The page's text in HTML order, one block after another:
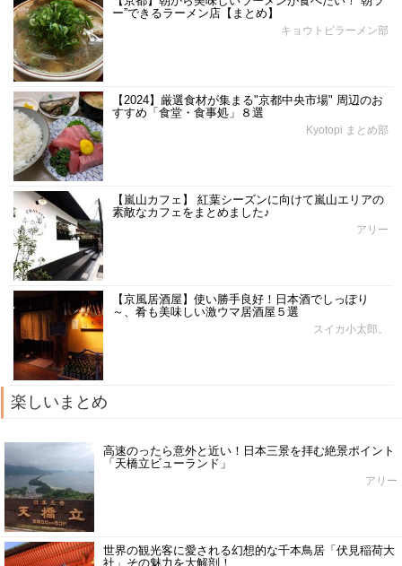
ー”できるラーメン店【まとめ】
キョウトピラーメン部
【2024】厳選食材が集まる"京都中央市場" 周辺のお
すすめ「食堂・食事処」８選
Kyotopi まとめ部
【嵐山カフェ】 紅葉シーズンに向けて嵐山エリアの
素敵なカフェをまとめました♪
アリー
【京風居酒屋】使い勝手良好！日本酒でしっぽり
～、肴も美味しい激ウマ居酒屋５選
スイカ小太郎。
楽しいまとめ
高速のったら意外と近い！日本三景を拝む絶景ポイント
「天橋立ビューランド」
アリー
世界の観光客に愛される幻想的な千本鳥居「伏見稲荷大
社」その魅力を大解剖！